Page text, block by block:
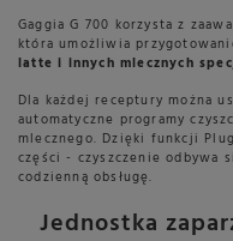
Gaggia G 700 korzysta z
która umożliwia
latte i innych mlecznych
Dla każdej receptury można
automatyczne programy
mlecznego. Dzięki funkcji
części - czyszczenie odbywa
codzienną obsługę.
Jednostka